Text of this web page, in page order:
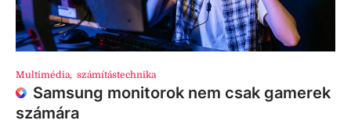
Multimédia, számítástechnika
Samsung monitorok nem csak gamerek
számára